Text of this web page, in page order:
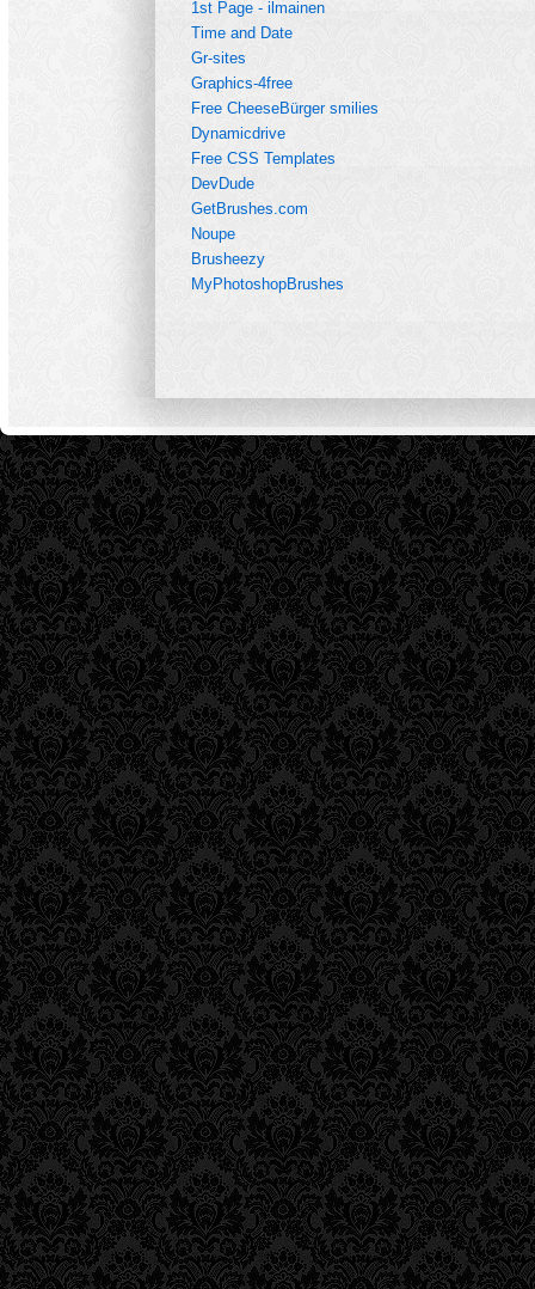
1st Page - ilmainen
Time and Date
Gr-sites
Graphics-4free
Free CheeseBürger smilies
Dynamicdrive
Free CSS Templates
DevDude
GetBrushes.com
Noupe
Brusheezy
MyPhotoshopBrushes